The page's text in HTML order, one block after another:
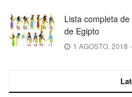
Lista completa
de Egipto
1 AGOSTO, 2018